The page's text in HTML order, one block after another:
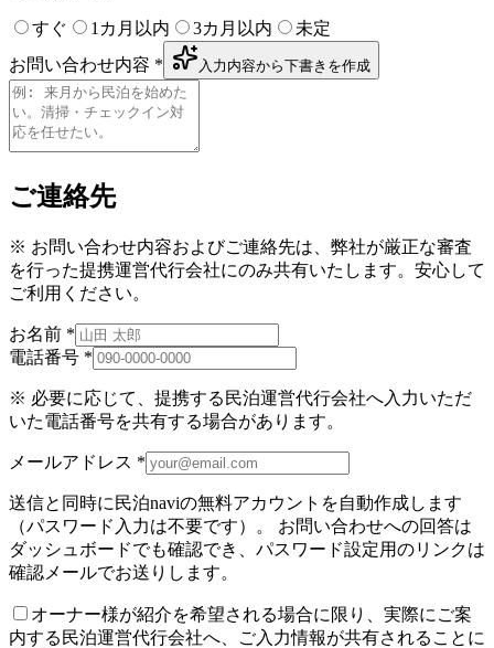
すぐ 1カ月以内 3カ月以内
未定
お問い合わせ内容 * 入力内容から下書きを作成
ご連絡先
※ お問い合わせ内容およびご連絡先は、弊社が厳正な審査
を行った提携運営代行会社にのみ共有いたします。安心して
ご利用ください。
お名前 *
電話番号 *
※ 必要に応じて、提携する民泊運営代行会社へ入力いただ
いた電話番号を共有する場合があります。
メールアドレス *
送信と同時に民泊naviの無料アカウントを自動作成します
（パスワード入力は不要です）。 お問い合わせへの回答は
ダッシュボードでも確認でき、パスワード設定用のリンクは
確認メールでお送りします。
オーナー様が紹介を希望される場合に限り、実際にご案
内する民泊運営代行会社へ、ご入力情報が共有されることに